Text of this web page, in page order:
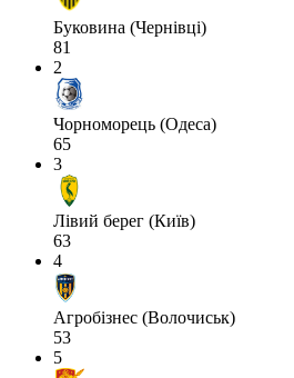
Буковина (Чернівці)
81
2
Чорноморець (Одеса)
65
3
Лівий берег (Київ)
63
4
Агробізнес (Волочиськ)
53
5